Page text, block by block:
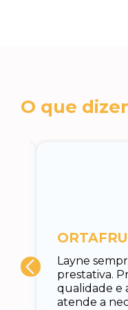
O que
Layne
prestativa.
qualidade e
atende a